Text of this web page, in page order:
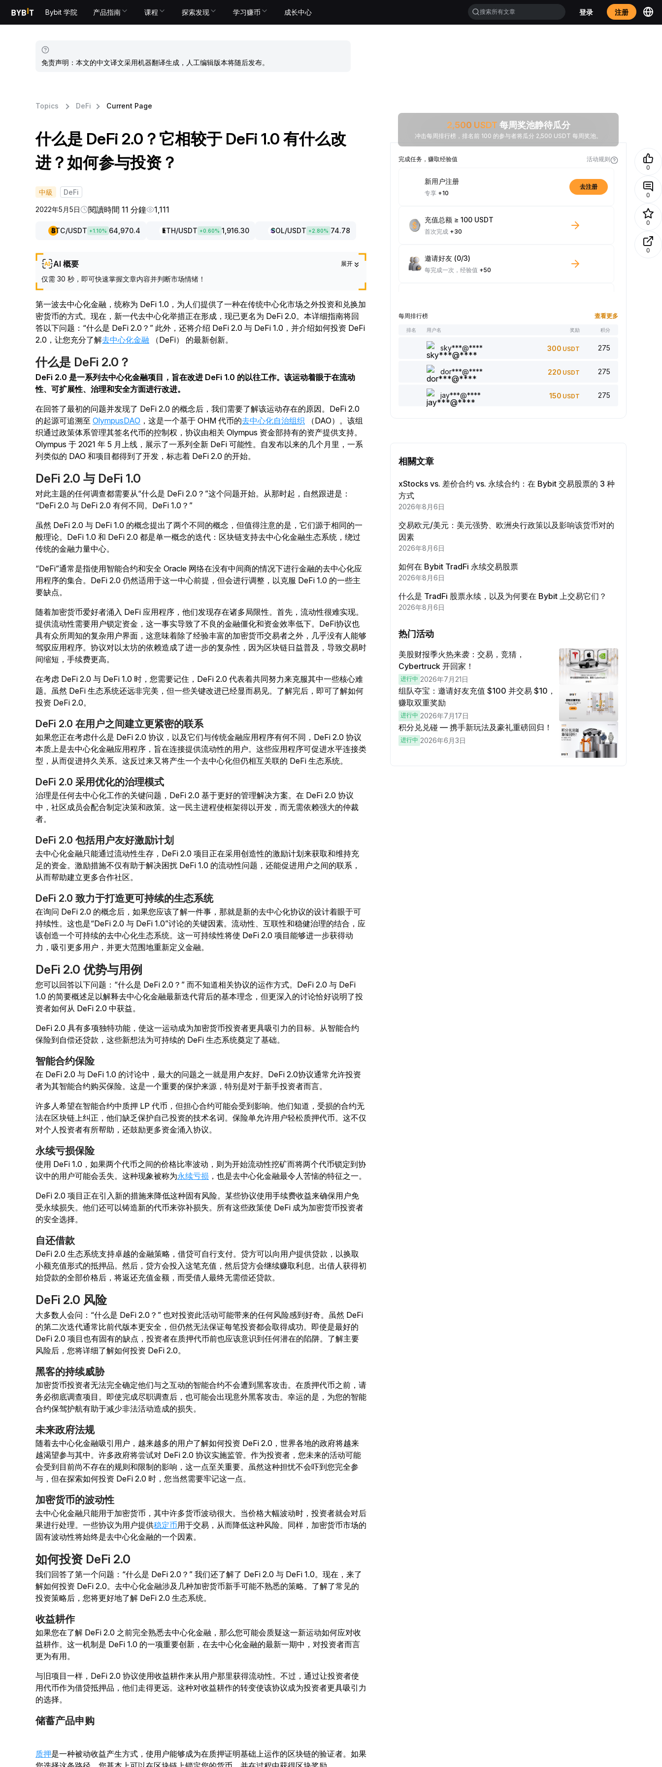
Bybit 学院 产品指南 课程 探索发现 学习赚币 成长中心 登录 注册
免责声明：本文的中文译文采用机器翻译生成，人工编辑版本将随后发布。
Topics DeFi Current Page
什么是 DeFi 2.0？它相较于 DeFi 1.0 有什么改
进？如何参与投资？
中級 DeFi
2022年5月5日 閱讀時間 11 分鐘 1,111
BTC/USDT +1.10% 64,970.4 ETH/USDT +0.60% 1,916.30 SOL/USDT +2.80% 74.78
AI 概要 展开
仅需 30 秒，即可快速掌握文章内容并判断市场情绪！
第一波去中心化金融，统称为 DeFi 1.0，为人们提供了一种在传统中心化市场之外投资和兑换加
密货币的方式。现在，新一代去中心化举措正在形成，现已更名为 DeFi 2.0。本详细指南将回
答以下问题：“什么是 DeFi 2.0？” 此外，还将介绍 DeFi 2.0 与 DeFi 1.0，并介绍如何投资 DeFi
2.0，让您充分了解去中心化金融 （DeFi） 的最新创新。
什么是 DeFi 2.0？
DeFi 2.0 是一系列去中心化金融项目，旨在改进 DeFi 1.0 的以往工作。该运动着眼于在流动
性、可扩展性、治理和安全方面进行改进。
在回答了最初的问题并发现了 DeFi 2.0 的概念后，我们需要了解该运动存在的原因。DeFi 2.0
的起源可追溯至 OlympusDAO ，这是一个基于 OHM 代币的去中心化自治组织 （DAO）。该组
织通过政策体系管理其签名代币的控制权，协议由相关 Olympus 资金部持有的资产提供支持。
Olympus 于 2021 年 5 月上线，展示了一系列全新 DeFi 可能性。自发布以来的几个月里，一系
列类似的 DAO 和项目都得到了开发，标志着 DeFi 2.0 的开始。
DeFi 2.0 与 DeFi 1.0
对此主题的任何调查都需要从“什么是 DeFi 2.0？”这个问题开始。从那时起，自然跟进是：
“DeFi 2.0 与 DeFi 2.0 有何不同。DeFi 1.0？”
虽然 DeFi 2.0 与 DeFi 1.0 的概念提出了两个不同的概念，但值得注意的是，它们源于相同的一
般理论。DeFi 1.0 和 DeFi 2.0 都是单一概念的迭代：区块链支持去中心化金融生态系统，绕过
传统的金融力量中心。
“DeFi”通常是指使用智能合约和安全 Oracle 网络在没有中间商的情况下进行金融的去中心化应
用程序的集合。DeFi 2.0 仍然适用于这一中心前提，但会进行调整，以克服 DeFi 1.0 的一些主
要缺点。
随着加密货币爱好者涌入 DeFi 应用程序，他们发现存在诸多局限性。首先，流动性很难实现。
提供流动性需要用户锁定资金，这一事实导致了不良的金融僵化和资金效率低下。DeFi协议也
具有众所周知的复杂用户界面，这意味着除了经验丰富的加密货币交易者之外，几乎没有人能够
驾驭应用程序。协议对以太坊的依赖造成了进一步的复杂性，因为区块链日益普及，导致交易时
间缩短，手续费更高。
在考虑 DeFi 2.0 与 DeFi 1.0 时，您需要记住，DeFi 2.0 代表着共同努力来克服其中一些核心难
题。虽然 DeFi 生态系统还远非完美，但一些关键改进已经显而易见。了解完后，即可了解如何
投资 DeFi 2.0。
DeFi 2.0 在用户之间建立更紧密的联系
如果您正在考虑什么是 DeFi 2.0 协议，以及它们与传统金融应用程序有何不同，DeFi 2.0 协议
本质上是去中心化金融应用程序，旨在连接提供流动性的用户。这些应用程序可促进水平连接类
型，从而促进持久关系。这反过来又将产生一个去中心化但仍相互关联的 DeFi 生态系统。
DeFi 2.0 采用优化的治理模式
治理是任何去中心化工作的关键问题，DeFi 2.0 基于更好的管理解决方案。在 DeFi 2.0 协议
中，社区成员会配合制定决策和政策。这一民主进程使框架得以开发，而无需依赖强大的仲裁
者。
DeFi 2.0 包括用户友好激励计划
去中心化金融只能通过流动性生存，DeFi 2.0 项目正在采用创造性的激励计划来获取和维持充
足的资金。激励措施不仅有助于解决困扰 DeFi 1.0 的流动性问题，还能促进用户之间的联系，
从而帮助建立更多合作社区。
DeFi 2.0 致力于打造更可持续的生态系统
在询问 DeFi 2.0 的概念后，如果您应该了解一件事，那就是新的去中心化协议的设计着眼于可
持续性。这也是“DeFi 2.0 与 DeFi 1.0”讨论的关键因素。流动性、互联性和稳健治理的结合，应
该创造一个可持续的去中心化生态系统。这一可持续性将使 DeFi 2.0 项目能够进一步获得动
力，吸引更多用户，并更大范围地重新定义金融。
DeFi 2.0 优势与用例
您可以回答以下问题：“什么是 DeFi 2.0？” 而不知道相关协议的运作方式。DeFi 2.0 与 DeFi
1.0 的简要概述足以解释去中心化金融最新迭代背后的基本理念，但更深入的讨论恰好说明了投
资者如何从 DeFi 2.0 中获益。
DeFi 2.0 具有多项独特功能，使这一运动成为加密货币投资者更具吸引力的目标。从智能合约
保险到自偿还贷款，这些新想法为可持续的 DeFi 生态系统奠定了基础。
智能合约保险
在 DeFi 2.0 与 DeFi 1.0 的讨论中，最大的问题之一就是用户友好。DeFi 2.0协议通常允许投资
者为其智能合约购买保险。这是一个重要的保护来源，特别是对于新手投资者而言。
许多人希望在智能合约中质押 LP 代币，但担心合约可能会受到影响。他们知道，受损的合约无
法在区块链上纠正，他们缺乏保护自己投资的技术名词。保险单允许用户轻松质押代币。这不仅
对个人投资者有所帮助，还鼓励更多资金涌入协议。
永续亏损保险
使用 DeFi 1.0，如果两个代币之间的价格比率波动，则为开始流动性挖矿而将两个代币锁定到协
议中的用户可能会丢失。这种现象被称为永续亏损 ，也是去中心化金融最令人苦恼的特征之一。
DeFi 2.0 项目正在引入新的措施来降低这种固有风险。某些协议使用手续费收益来确保用户免
受永续损失。他们还可以铸造新的代币来弥补损失。所有这些政策使 DeFi 成为加密货币投资者
的安全选择。
自还借款
DeFi 2.0 生态系统支持卓越的金融策略，借贷可自行支付。贷方可以向用户提供贷款，以换取
小额充值形式的抵押品。然后，贷方会投入这笔充值，然后贷方会继续赚取利息。出借人获得初
始贷款的全部价格后，将返还充值金额，而受借人最终无需偿还贷款。
DeFi 2.0 风险
大多数人会问：“什么是 DeFi 2.0？” 也对投资此活动可能带来的任何风险感到好奇。虽然 DeFi
的第二次迭代通常比前代版本更安全，但仍然无法保证每笔投资都会取得成功。即使是最好的
DeFi 2.0 项目也有固有的缺点，投资者在质押代币前也应该意识到任何潜在的陷阱。了解主要
风险后，您将详细了解如何投资 DeFi 2.0。
黑客的持续威胁
加密货币投资者无法完全确定他们与之互动的智能合约不会遭到黑客攻击。在质押代币之前，请
务必彻底调查项目。即使完成尽职调查后，也可能会出现意外黑客攻击。幸运的是，为您的智能
合约保驾护航有助于减少非法活动造成的损失。
未来政府法规
随着去中心化金融吸引用户，越来越多的用户了解如何投资 DeFi 2.0，世界各地的政府将越来
越渴望参与其中。许多政府将尝试对 DeFi 2.0 协议实施监管。作为投资者，您未来的活动可能
会受到目前尚不存在的规则和限制的影响，这一点至关重要。虽然这种担忧不会吓到您完全参
与，但在探索如何投资 DeFi 2.0 时，您当然需要牢记这一点。
加密货币的波动性
去中心化金融只能用于加密货币，其中许多货币波动很大。当价格大幅波动时，投资者就会对后
果进行处理。一些协议为用户提供稳定币用于交易，从而降低这种风险。同样，加密货币市场的
固有波动性将始终是去中心化金融的一个因素。
如何投资 DeFi 2.0
我们回答了第一个问题：“什么是 DeFi 2.0？” 我们还了解了 DeFi 2.0 与 DeFi 1.0。现在，来了
解如何投资 DeFi 2.0。去中心化金融涉及几种加密货币新手可能不熟悉的策略。了解了常见的
投资策略后，您将更好地了解 DeFi 2.0 生态系统。
收益耕作
如果您在了解 DeFi 2.0 之前完全熟悉去中心化金融，那么您可能会质疑这一新运动如何应对收
益耕作。这一机制是 DeFi 1.0 的一项重要创新，在去中心化金融的最新一期中，对投资者而言
更为有用。
与旧项目一样，DeFi 2.0 协议使用收益耕作来从用户那里获得流动性。不过，通过让投资者使
用代币作为借贷抵押品，他们走得更远。这种对收益耕作的转变使该协议成为投资者更具吸引力
的选择。
储蓄产品申购
质押是一种被动收益产生方式，使用户能够成为在质押证明基础上运作的区块链的验证者。如果
2,500 USDT 每周奖池静待瓜分
冲击每周排行榜，排名前 100 的参与者将瓜分 2,500 USDT 每周奖池。
完成任务，赚取经验值 活动规则
新用户注册
专享 +10
去注册
充值总额 ≥ 100 USDT
首次完成 +30
邀请好友 (0/3)
每完成一次，经验值 +50
浏览文章 (0/5)
每完成一次，经验值+1
发表/回复评论 (0/5)
每完成一次，经验值
每完成一次，经验值
达成至少 $100 机器人交易量
完成身份认证
申购至少 10 USDT 理财
首次完成
合约交易量 ≥ $1000
每完成一次，经验值+10
每周排行榜 查看更多
排名 用户名 奖励 积分
sky***@**** 300 USDT 275
dor***@**** 220 USDT 275
jay***@**** 150 USDT 275
相關文章
xStocks vs. 差价合约 vs. 永续合约：在 Bybit 交易股票的 3 种
方式
2026年8月6日
交易欧元/美元：美元强势、欧洲央行政策以及影响该货币对的
因素
2026年8月6日
如何在 Bybit TradFi 永续交易股票
2026年8月6日
什么是 TradFi 股票永续，以及为何要在 Bybit 上交易它们？
2026年8月6日
热门活动
美股财报季火热来袭：交易，竞猜，
Cybertruck 开回家！
进行中 2026年7月21日
组队夺宝：邀请好友充值 $100 并交易 $10，
赚取双重奖励
进行中 2026年7月17日
积分兑兑碰 — 携手新玩法及豪礼重磅回归！
进行中 2026年6月3日
0
0
0
0
$20 USDT 助您从容开启交易
之旅
立即参与